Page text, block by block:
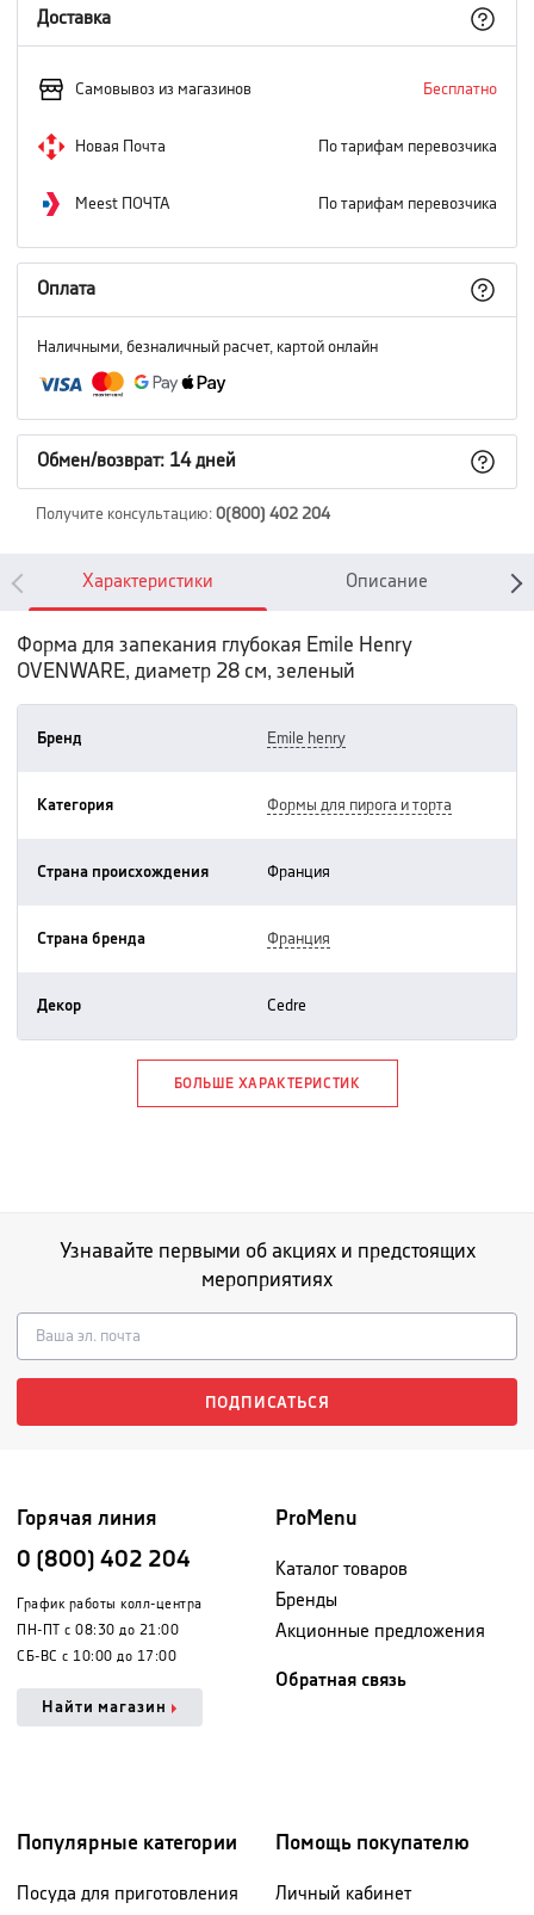
Доставка
Самовывоз из магазинов Бесплатно
Новая Почта По тарифам перевозчика
Meest ПОЧТА По тарифам перевозчика
Оплата
Наличными, безналичный расчет, картой онлайн
Обмен/возврат: 14 дней
Получите консультацию: 0(800) 402 204
Характеристики Описание
Форма для запекания глубокая Emile Henry
OVENWARE, диаметр 28 см, зеленый
Бренд emile henry
Категория формы для пирога и торта
Страна происхождения франция
Страна бренда франция
Декор cedre
БОЛЬШЕ ХАРАКТЕРИСТИК
Узнавайте первыми об акциях и предстоящих
мероприятиях
ПОДПИСАТЬСЯ
Горячая линия
0 (800) 402 204
График работы колл-центра
ПН-ПТ с 08:30 до 21:00
СБ-ВС с 10:00 до 17:00
Найти магазин
ProMenu
Каталог товаров
Бренды
Акционные предложения
Обратная связь
Популярные категории
Посуда для приготовления
Помощь покупателю
Личный кабинет